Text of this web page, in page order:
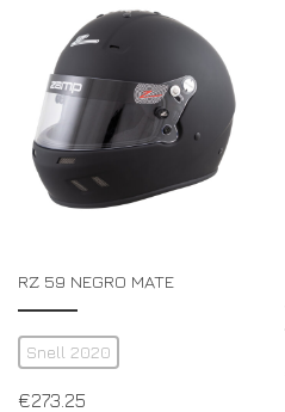
RZ 59 NEGRO MATE
Snell 2020
€273.25